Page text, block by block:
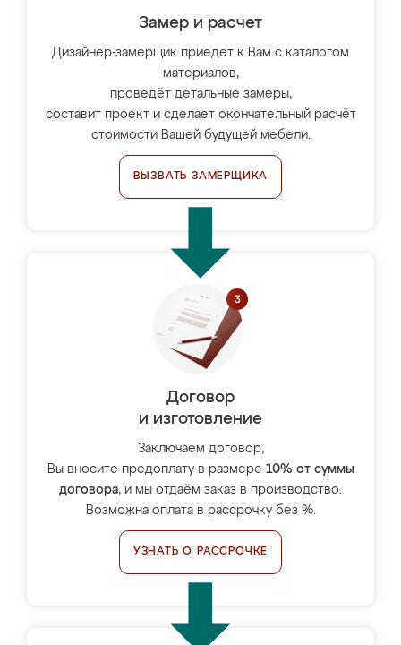
Замер и расчет
Дизайнер-замерщик приедет к Вам с каталогом
материалов,
проведёт детальные замеры,
составит проект и сделает окончательный расчёт
стоимости Вашей будущей мебели.
ВЫЗВАТЬ ЗАМЕРЩИКА
Договор
и изготовление
Заключаем договор,
Вы вносите предоплату в размере 10% от суммы
договора, и мы отдаём заказ в производство.
Возможна оплата в рассрочку без %.
УЗНАТЬ О РАССРОЧКЕ